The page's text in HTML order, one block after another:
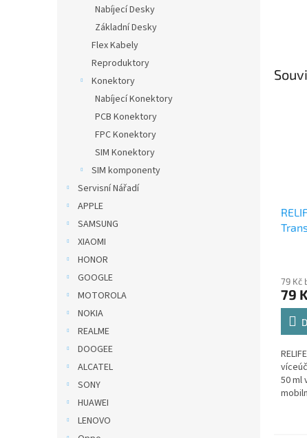
Nabíjecí Desky
Základní Desky
Flex Kabely
Reproduktory
Konektory
Nabíjecí Konektory
PCB Konektory
FPC Konektory
SIM Konektory
SIM komponenty
Servisní Nářadí
APPLE
SAMSUNG
XIAOMI
HONOR
GOOGLE
MOTOROLA
NOKIA
REALME
DOOGEE
ALCATEL
SONY
HUAWEI
LENOVO
pro
79 Kč
79
50 ml